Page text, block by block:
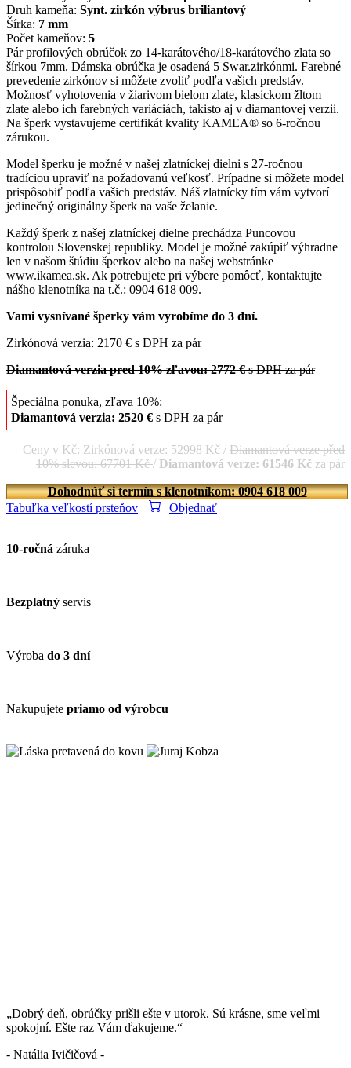
Druh kameňa: Synt. zirkón výbrus briliantový
Šírka: 7 mm
Počet kameňov: 5
Pár profilových obrúčok zo 14-karátového/18-karátového zlata so
šírkou 7mm. Dámska obrúčka je osadená 5 Swar.zirkónmi. Farebné
prevedenie zirkónov si môžete zvoliť podľa vašich predstáv.
Možnosť vyhotovenia v žiarivom bielom zlate, klasickom žltom
zlate alebo ich farebných variáciách, takisto aj v diamantovej verzii.
Na šperk vystavujeme certifikát kvality KAMEA® so 6-ročnou
zárukou.
Model šperku je možné v našej zlatníckej dielni s 27-ročnou
tradíciou upraviť na požadovanú veľkosť. Prípadne si môžete model
prispôsobiť podľa vašich predstáv. Náš zlatnícky tím vám vytvorí
jedinečný originálny šperk na vaše želanie.
Každý šperk z našej zlatníckej dielne prechádza Puncovou
kontrolou Slovenskej republiky. Model je možné zakúpiť výhradne
len v našom štúdiu šperkov alebo na našej webstránke
www.ikamea.sk. Ak potrebujete pri výbere pomôcť, kontaktujte
nášho klenotníka na t.č.: 0904 618 009.
Vami vysnívané šperky vám vyrobíme do 3 dní.
Zirkónová verzia: 2170 € s DPH za pár
Diamantová verzia pred 10% zľavou: 2772 €s DPH za pár
Špeciálna ponuka, zľava 10%:
Diamantová verzia: 2520 € s DPH za pár
Ceny v Kč: Zirkónová verze: 52998 Kč / Diamantová verze před
10% slevou: 67701 Kč/ Diamantová verze: 61546 Kč za pár
Dohodnúť si termín s klenotníkom: 0904 618 009
Tabuľka veľkostí prsteňov
Objednať
10-ročná záruka
Bezplatný servis
Výroba do 3 dní
Nakupujete priamo od výrobcu
„Dobrý deň, obrúčky prišli ešte v utorok. Sú krásne, sme veľmi
spokojní. Ešte raz Vám ďakujeme.“
- Natália Ivičičová -